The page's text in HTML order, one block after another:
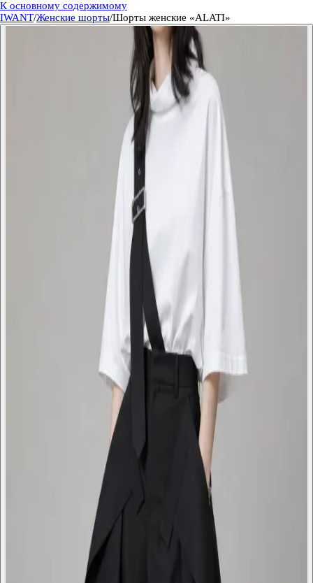
К основному содержимому
IWANT/Женские шорты/Шорты женские «ALATI»